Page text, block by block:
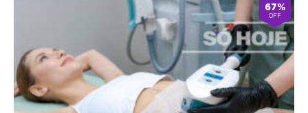
67%
OFF